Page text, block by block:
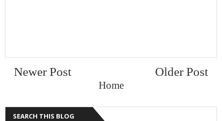
Newer Post Older Post
Home
SEARCH THIS BLOG